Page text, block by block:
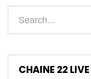
CHAINE 22 LIVE